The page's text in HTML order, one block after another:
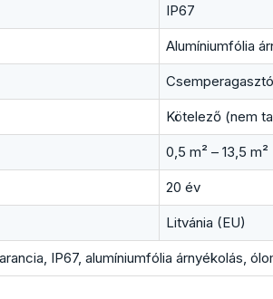
IP67
Alumíniumfólia
Kötelező (nem
0,5 m² – 13,5 m²
20 év
Litvánia (EU)
IP67, alumíniumfólia árnyékolás,